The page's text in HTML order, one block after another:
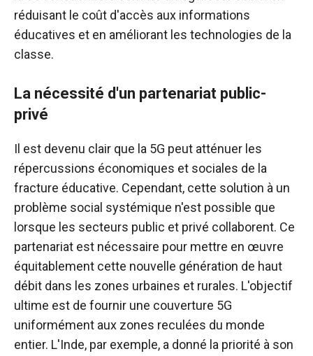
réduisant le coût d'accès aux informations
éducatives et en améliorant les technologies de la
classe.
La nécessité d'un partenariat public-
privé
Il est devenu clair que la 5G peut atténuer les
répercussions économiques et sociales de la
fracture éducative. Cependant, cette solution à un
problème social systémique n'est possible que
lorsque les secteurs public et privé collaborent. Ce
partenariat est nécessaire pour mettre en œuvre
équitablement cette nouvelle génération de haut
débit dans les zones urbaines et rurales. L'objectif
ultime est de fournir une couverture 5G
uniformément aux zones reculées du monde
entier. L'Inde, par exemple, a donné la priorité à son